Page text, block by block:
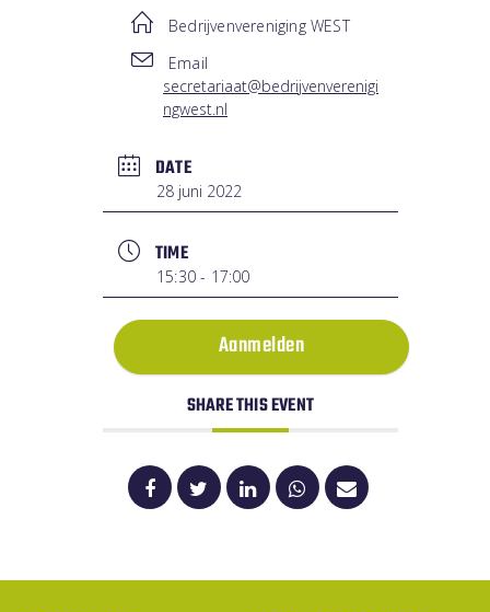
Bedrijvenvereniging WEST
Email
secretariaat@bedrijvenverenigi
ngwest.nl
DATE
28 juni 2022
TIME
15:30 - 17:00
Aanmelden
SHARE THIS EVENT